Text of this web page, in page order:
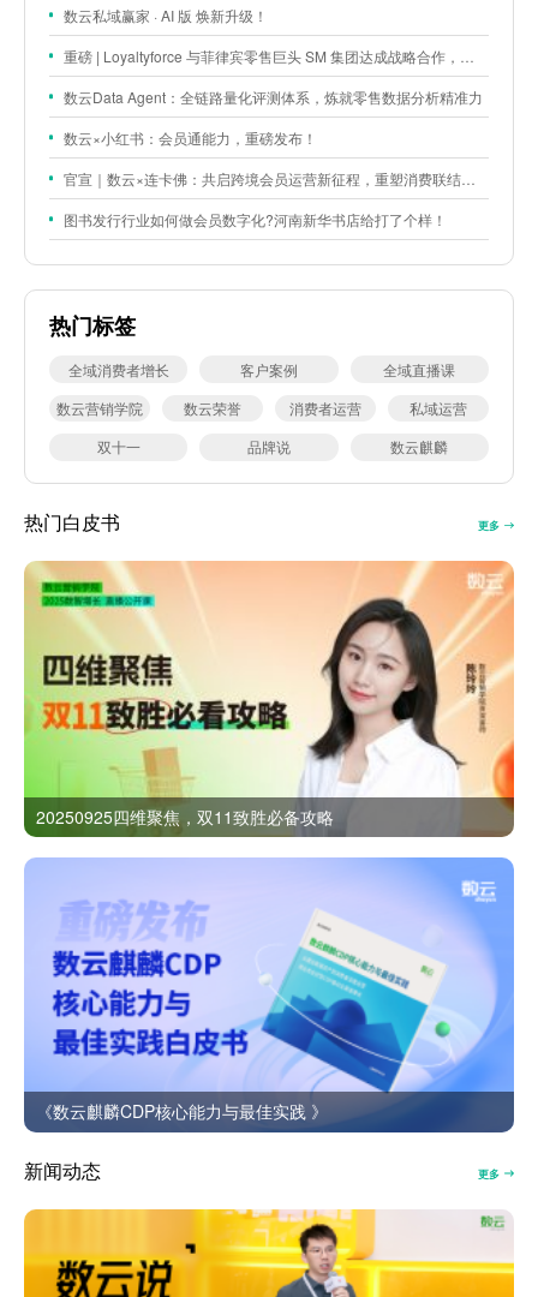
数云私域赢家 · AI 版 焕新升级！
重磅 | Loyaltyforce 与菲律宾零售巨头 SM 集团达成战略合作，携手开启 SMAC 会员数智化运营新征程
数云Data Agent：全链路量化评测体系，炼就零售数据分析精准力
数云×小红书：会员通能力，重磅发布！
官宣｜数云×连卡佛：共启跨境会员运营新征程，重塑消费联结新体验
图书发行行业如何做会员数字化?河南新华书店给打了个样！
热门标签
全域消费者增长 客户案例
全域直播课
数云营销学院
数云荣誉 消费者运营
私域运营
双十一
品牌说 数云麒麟
热门白皮书 更多
20250925四维聚焦，双11致胜必备攻略
《数云麒麟CDP核心能力与最佳实践 》
新闻动态 更多